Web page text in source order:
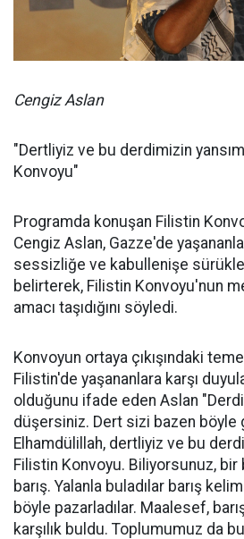
Cengiz Aslan
"Dertliyiz ve bu derdimizin
Konvoyu"
Programda konuşan Filistin
Cengiz Aslan, Gazze'de
sessizliğe ve kabullenişe
belirterek, Filistin Konvoyu'nun
amacı taşıdığını söyledi.
Konvoyun ortaya çıkışındaki
Filistin'de yaşananlara karşı
olduğunu ifade eden Aslan
düşersiniz. Dert sizi bazen böyle
Elhamdülillah, dertliyiz ve bu
Filistin Konvoyu. Biliyorsunuz, bir
barış. Yalanla buladılar barış
böyle pazarladılar. Maalesef,
karşılık buldu. Toplumumuz da